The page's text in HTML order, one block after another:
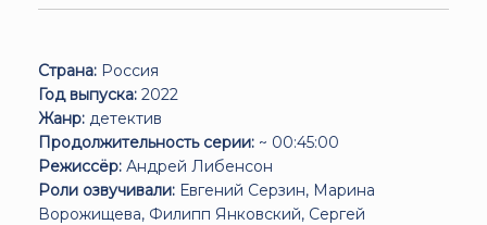
Страна: Россия
Год выпуска: 2022
Жанр: детектив
Продолжительность серии: ~ 00:45:00
Режиссёр: Андрей Либенсон
Роли озвучивали: Евгений Серзин, Марина
Ворожищева, Филипп Янковский, Сергей